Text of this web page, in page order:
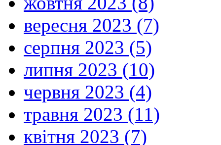
вересня 2023 (7)
серпня 2023 (5)
липня 2023 (10)
червня 2023 (4)
травня 2023 (11)
квітня 2023 (7)